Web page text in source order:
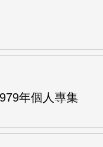
年個人專集